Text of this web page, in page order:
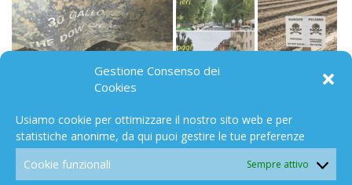
Gestione Consenso dei
Cookies
Usiamo cookie per ottimizzare il nostro sito web e per
statistiche anonime, da qui puoi gestire le tue preferenze
Cookie funzionali
Sempre attivo